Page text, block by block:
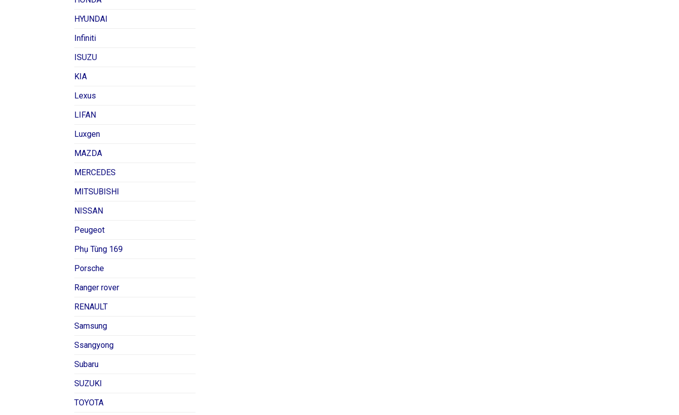
HYUNDAI
Infiniti
ISUZU
KIA
Lexus
LIFAN
Luxgen
MAZDA
MERCEDES
MITSUBISHI
NISSAN
Peugeot
Phụ Tùng 169
Porsche
Ranger rover
RENAULT
Samsung
Ssangyong
Subaru
SUZUKI
TOYOTA